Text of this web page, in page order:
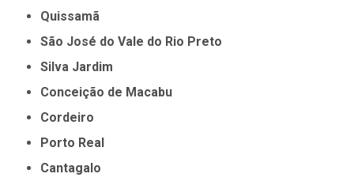
Quissamã
São José do Vale do Rio Preto
Silva Jardim
Conceição de Macabu
Cordeiro
Porto Real
Cantagalo